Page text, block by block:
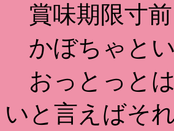
賞味期限寸前
かぼちゃと
おっとっと
いと言えばそ